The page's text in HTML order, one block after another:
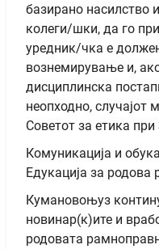
базирано насилство
колеги/шки, да го
уредник/чка е
вознемирување и,
дисциплинска
неопходно, случајот
Советот за етика
Комуникација и обука
Едукација за родова
Кумановоњуз
новинар(к)ите и
родовата